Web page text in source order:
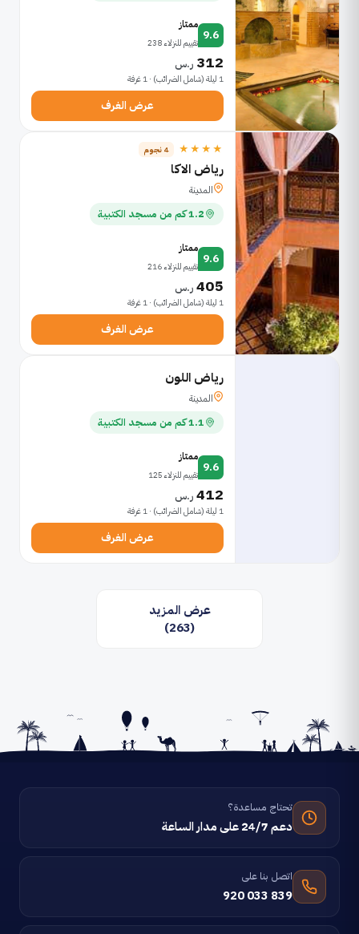
9.6
ممتاز
تقييم للنزلاء 238
312 ر.س
1 ليلة (شامل الضرائب) · 1 غرفة
عرض الغرف
★★★★ 4 نجوم
رياض الاكا
المدينة
1.2 كم من مسجد الكتبية
9.6
ممتاز
تقييم للنزلاء 216
405 ر.س
1 ليلة (شامل الضرائب) · 1 غرفة
عرض الغرف
رياض اللون
المدينة
1.1 كم من مسجد الكتبية
9.6
ممتاز
تقييم للنزلاء 125
412 ر.س
1 ليلة (شامل الضرائب) · 1 غرفة
عرض الغرف
عرض المزيد
(263)
تحتاج مساعدة؟
دعم 24/7 على مدار الساعة
اتصل بنا على
920 033 839